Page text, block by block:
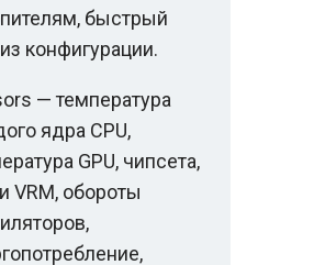
быстрый
конфигурации.
— температура
ядра CPU,
GPU, чипсета,
VRM, обороты